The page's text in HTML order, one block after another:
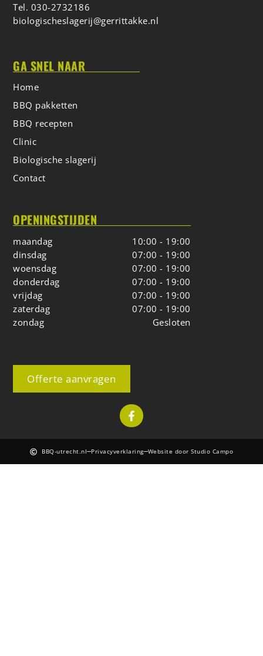
Tel. 030-2732186
biologischeslagerij@gerrittakke.nl
GA SNEL NAAR
Home
BBQ pakketten
BBQ recepten
Clinic
Biologische slagerij
Contact
OPENINGSTIJDEN
maandag
10:00 - 19:00
dinsdag
07:00 - 19:00
woensdag
07:00 - 19:00
donderdag
07:00 - 19:00
vrijdag
07:00 - 19:00
zaterdag
07:00 - 19:00
zondag
Gesloten
Offerte aanvragen
BBQ-utrecht.nl Privacyverklaring Website door Studio Campo